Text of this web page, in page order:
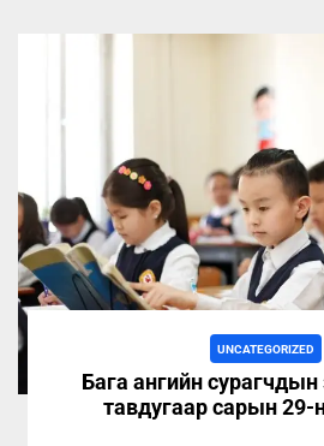
UNCATEGORIZED
Бага ангийн
тавдугаар сарын 29-